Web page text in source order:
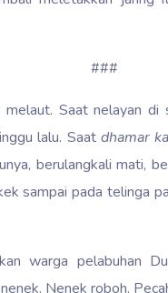
###
Saat nelayan di
lalu. Saat dhamar
berulangkali mati,
sampai pada telinga
warga pelabuhan
Nenek roboh.